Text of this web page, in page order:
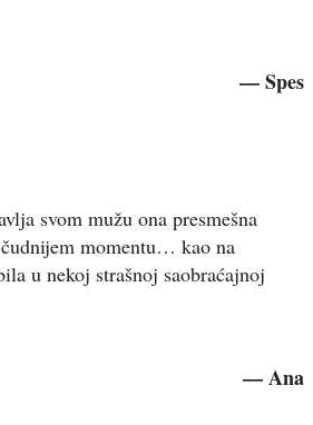
— Spes
svom mužu ona presmešna
momentu… kao na
u nekoj strašnoj saobraćajnoj
— Ana